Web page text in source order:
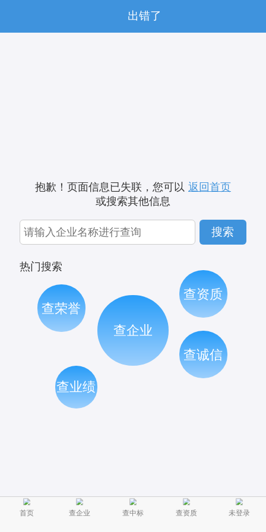
出错了
抱歉！页面信息已失联，您可以 返回首页
或搜索其他信息
搜索
热门搜索
查荣誉
查资质
查企业
查业绩
查诚信
首页 查企业 查中标 查资质 未登录